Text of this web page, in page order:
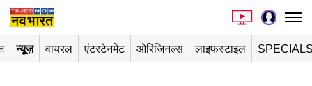
न्यूज़ वायरल एंटरटेनमेंट ओरिजिनल्स लाइफस्टाइल